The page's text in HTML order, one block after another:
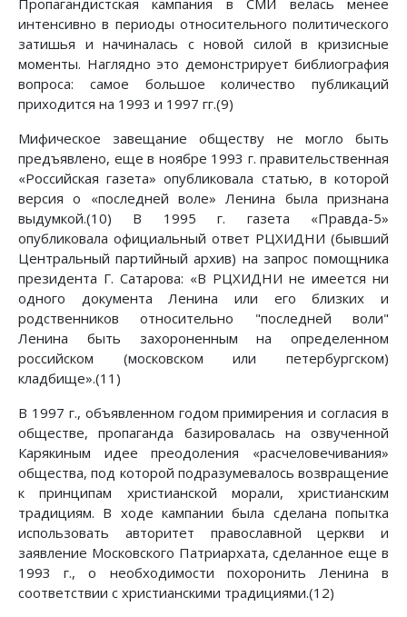
Пропагандистская кампания в СМИ велась менее
интенсивно в периоды относительного политического
затишья и начиналась с новой силой в кризисные
моменты. Наглядно это демонстрирует библиография
вопроса: самое большое количество публикаций
приходится на 1993 и 1997 гг.(9)
Мифическое завещание обществу не могло быть
предъявлено, еще в ноябре 1993 г. правительственная
«Российская газета» опубликовала статью, в которой
версия о «последней воле» Ленина была признана
выдумкой.(10) В 1995 г. газета «Правда-5»
опубликовала официальный ответ РЦХИДНИ (бывший
Центральный партийный архив) на запрос помощника
президента Г. Сатарова: «В РЦХИДНИ не имеется ни
одного документа Ленина или его близких и
родственников относительно "последней воли"
Ленина быть захороненным на определенном
российском (московском или петербургском)
кладбище».(11)
В 1997 г., объявленном годом примирения и согласия в
обществе, пропаганда базировалась на озвученной
Карякиным идее преодоления «расчеловечивания»
общества, под которой подразумевалось возвращение
к принципам христианской морали, христианским
традициям. В ходе кампании была сделана попытка
использовать авторитет православной церкви и
заявление Московского Патриархата, сделанное еще в
1993 г., о необходимости похоронить Ленина в
соответствии с христианскими традициями.(12)